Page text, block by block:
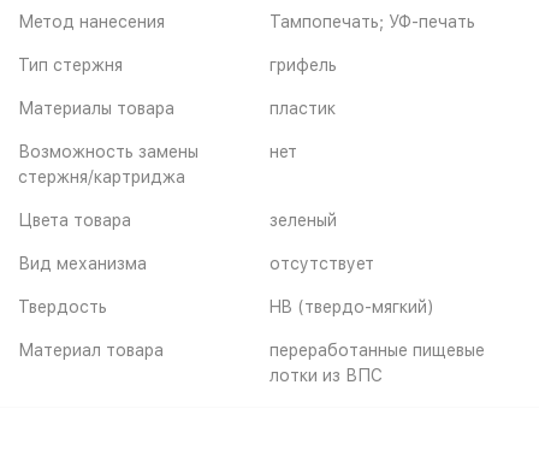
Метод нанесения Тампопечать; УФ-печать
Тип стержня грифель
Материалы товара пластик
Возможность замены
стержня/картриджа
нет
Цвета товара зеленый
Вид механизма отсутствует
Твердость HB (твердо-мягкий)
Материал товара
переработанные пищевые
лотки из ВПС